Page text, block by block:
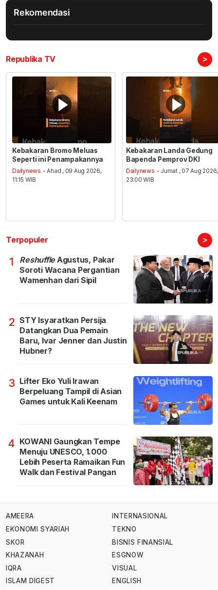
Rekomendasi
Republika TV >
Kebakaran Bromo Meluas
Seperti ini Penampakannya
Dailynews - Ahad , 09 Aug 2026,
11:15 WIB
Kebakaran Landa Gedung
Bapenda Pemprov DKI
Dailynews - Jumat , 07 Aug 2026,
23:00 WIB
Terpopuler >
1 ReshuffleAgustus, Pakar
Soroti Wacana Pergantian
Wamenhan dari Sipil
2 STY Isyaratkan Persija
Datangkan Dua Pemain
Baru, Ivar Jenner dan Justin
Hubner?
3 Lifter Eko Yuli Irawan
Berpeluang Tampil di Asian
Games untuk Kali Keenam
4 KOWANI Gaungkan Tempe
Menuju UNESCO, 1.000
Lebih Peserta Ramaikan Fun
Walk dan Festival Pangan
AMEERA
EKONOMI SYARIAH
SKOR
KHAZANAH
IQRA
ISLAM DIGEST
INTERNASIONAL
TEKNO
BISNIS FINANSIAL
ESGNOW
VISUAL
ENGLISH